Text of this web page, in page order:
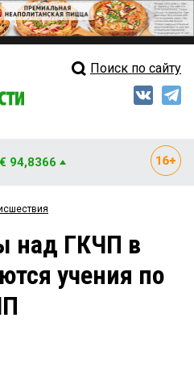
Свежий выпуск
Мнения
Рейтинги
Блоги
Поиск по сайту
€ 94,8366
над ГКЧП в
учения по